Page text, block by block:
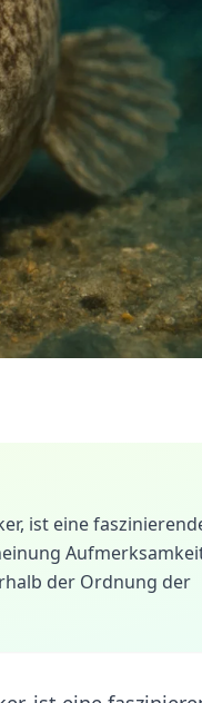
ist eine
der Ordnung der